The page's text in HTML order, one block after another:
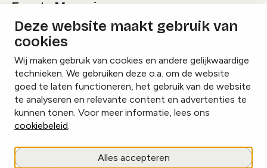
Deze website maakt gebruik van
cookies
Wij maken gebruik van cookies en andere gelijkwaardige
technieken. We gebruiken deze o.a. om de website
goed te laten functioneren, het gebruik van de website
te analyseren en relevante content en advertenties te
kunnen tonen. Voor meer informatie, lees ons
cookiebeleid.
Alles accepteren
Events Magazine
Ik ontvang graag Events Magazine
InstagramFacebookLinkedIn
Cookies beheren
Privacy policy